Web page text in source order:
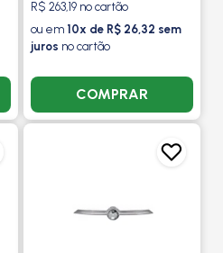
R$ 263,19 no cartão
ou em 10x de R$ 26,32 sem
juros no cartão
COMPRAR